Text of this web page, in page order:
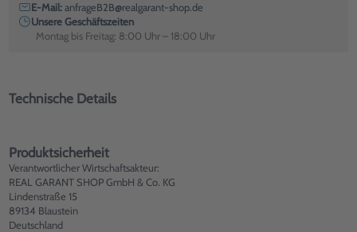
E-Mail:anfrageB2B@realgarant-shop.de
Unsere Geschäftszeiten
Montag bis Freitag: 8:00 Uhr – 18:00 Uhr
Technische Details
Produktsicherheit
Verantwortlicher Wirtschaftsakteur:
REAL GARANT SHOP GmbH & Co. KG
Lindenstraße 15
89134 Blaustein
Deutschland